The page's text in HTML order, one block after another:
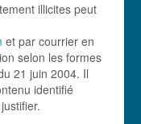
illicites peut
et par courrier en
selon les formes
21 juin 2004. Il
identifié